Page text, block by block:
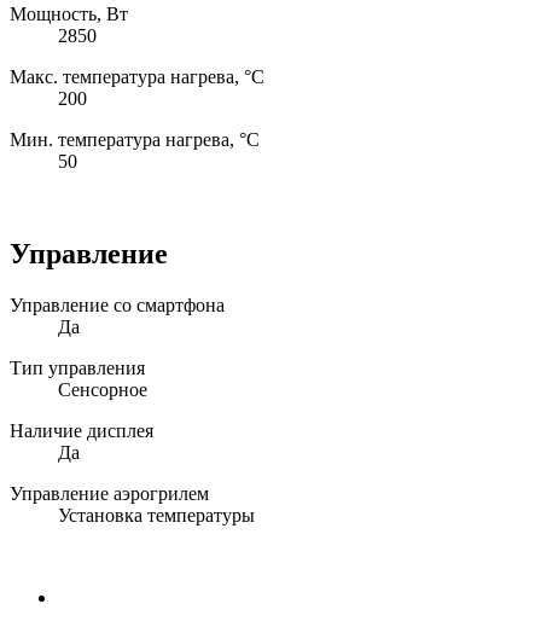
Мощность, Вт
2850
Макс. температура нагрева, °С
200
Мин. температура нагрева, °С
50
Управление
Управление со смартфона
Да
Тип управления
Сенсорное
Наличие дисплея
Да
Управление аэрогрилем
Установка температуры